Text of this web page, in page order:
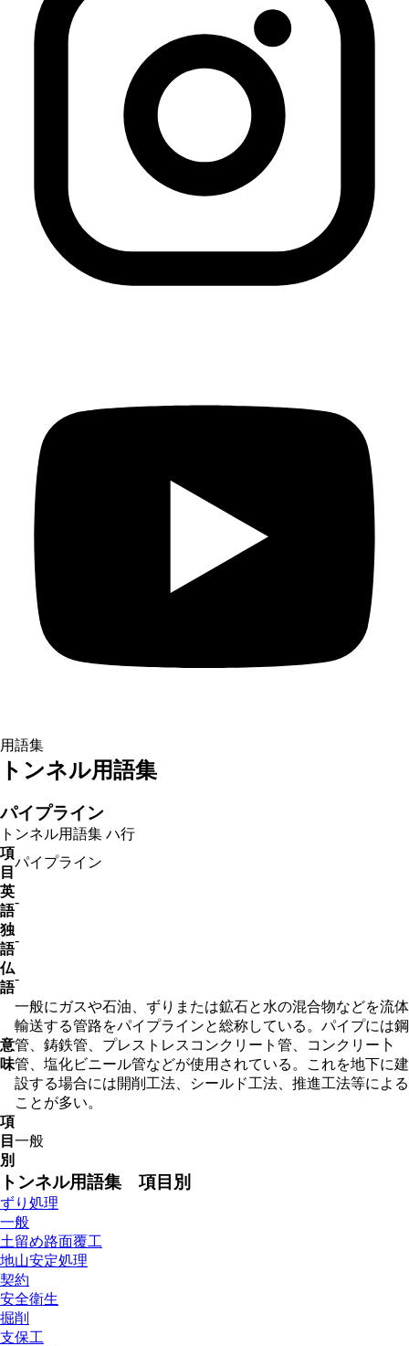
用語集
トンネル用語集
パイプライン
トンネル用語集 ハ行
項
目
パイプライン
英
語
-
独
語
-
仏
語
-
意
味
一般にガスや石油、ずりまたは鉱石と水の混合物などを流体
輸送する管路をパイプラインと総称している。パイプには鋼
管、鋳鉄管、プレストレスコンクリート管、コンクリー卜
管、塩化ビニール管などが使用されている。これを地下に建
設する場合には開削工法、シールド工法、推進工法等による
ことが多い。
項
目
別
一般
トンネル用語集 項目別
ずり処理
一般
土留め路面覆工
地山安定処理
契約
安全衛生
掘削
支保工